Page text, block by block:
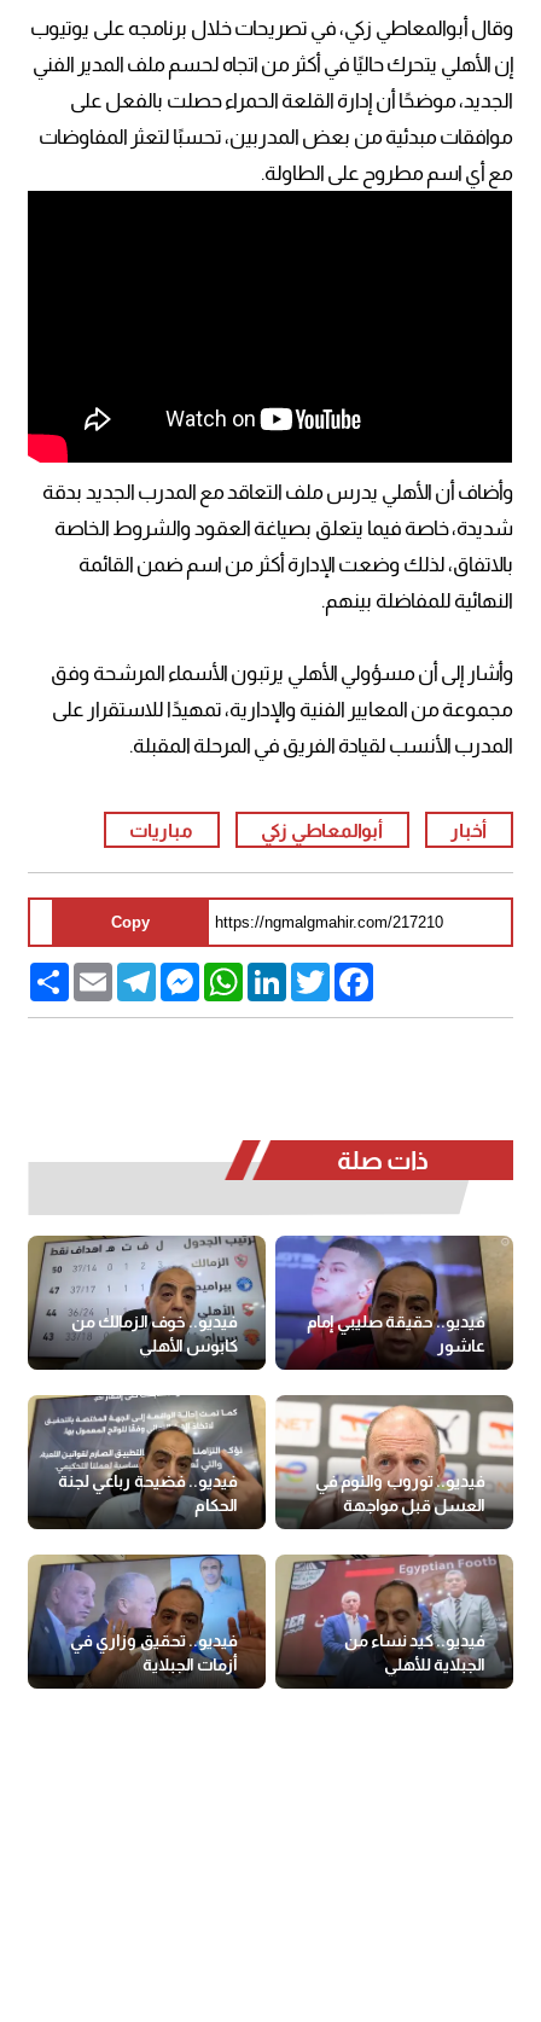
وقال أبوالمعاطي زكي، في تصريحات خلال برنامجه على يوتيوب
إن الأهلي يتحرك حاليًا في أكثر من اتجاه لحسم ملف المدير الفني
الجديد، موضحًا أن إدارة القلعة الحمراء حصلت بالفعل على
موافقات مبدئية من بعض المدربين، تحسبًا لتعثر المفاوضات
مع أي اسم مطروح على الطاولة.
وأضاف أن الأهلي يدرس ملف التعاقد مع المدرب الجديد بدقة
شديدة، خاصة فيما يتعلق بصياغة العقود والشروط الخاصة
بالاتفاق، لذلك وضعت الإدارة أكثر من اسم ضمن القائمة
النهائية للمفاضلة بينهم.
وأشار إلى أن مسؤولي الأهلي يرتبون الأسماء المرشحة وفق
مجموعة من المعايير الفنية والإدارية، تمهيدًا للاستقرار على
المدرب الأنسب لقيادة الفريق في المرحلة المقبلة.
أخبار أبوالمعاطي زكي مباريات
Copy
Share Email
TelegramMessengerWhatsAppLinkedInTwitter
Facebook
ذات صلة
فيديو.. حقيقة صليبي إمام
عاشور
فيديو.. خوف الزمالك من
كابوس الأهلي
فيديو.. توروب والنوم في
العسل قبل مواجهة
بيراميدز
فيديو.. فضيحة رباعي لجنة
الحكام
فيديو.. كيد نساء من
الجبلاية للأهلي
فيديو.. تحقيق وزاري في
أزمات الجبلاية